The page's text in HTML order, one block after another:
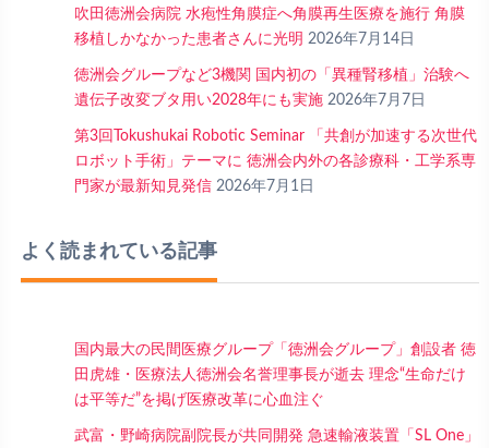
吹田徳洲会病院 水疱性角膜症へ角膜再生医療を施行 角膜
移植しかなかった患者さんに光明 2026年7月14日
徳洲会グループなど3機関 国内初の「異種腎移植」治験へ
遺伝子改変ブタ用い2028年にも実施 2026年7月7日
第3回Tokushukai Robotic Seminar 「共創が加速する次世代
ロボット手術」テーマに 徳洲会内外の各診療科・工学系専
門家が最新知見発信 2026年7月1日
よく読まれている記事
国内最大の民間医療グループ「徳洲会グループ」創設者 徳
田虎雄・医療法人徳洲会名誉理事長が逝去 理念“生命だけ
は平等だ”を掲げ医療改革に心血注ぐ
武富・野崎病院副院長が共同開発 急速輸液装置「SL One」